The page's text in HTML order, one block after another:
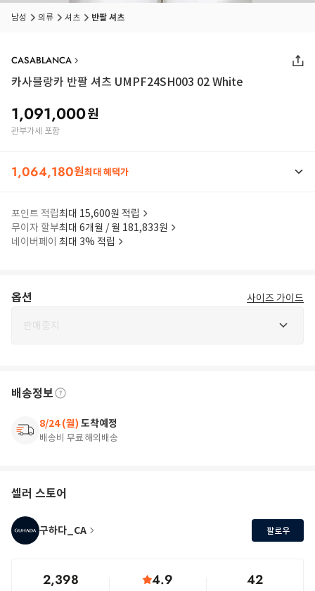
남성 의류 셔츠 반팔 셔츠
CASABLANCA
카사블랑카 반팔 셔츠 UMPF24SH003 02 White
1,091,000원
관부가세 포함
1,064,180원최대 혜택가
포인트 적립최대 15,600원 적립
무이자 할부최대 6개월 / 월 181,833원
네이버페이 최대 3% 적립
옵션 사이즈 가이드
판매중지
배송정보
8/24 (월) 도착예정
배송비 무료해외배송
셀러 스토어
구하다_CA 팔로우
2,398 4.9 42